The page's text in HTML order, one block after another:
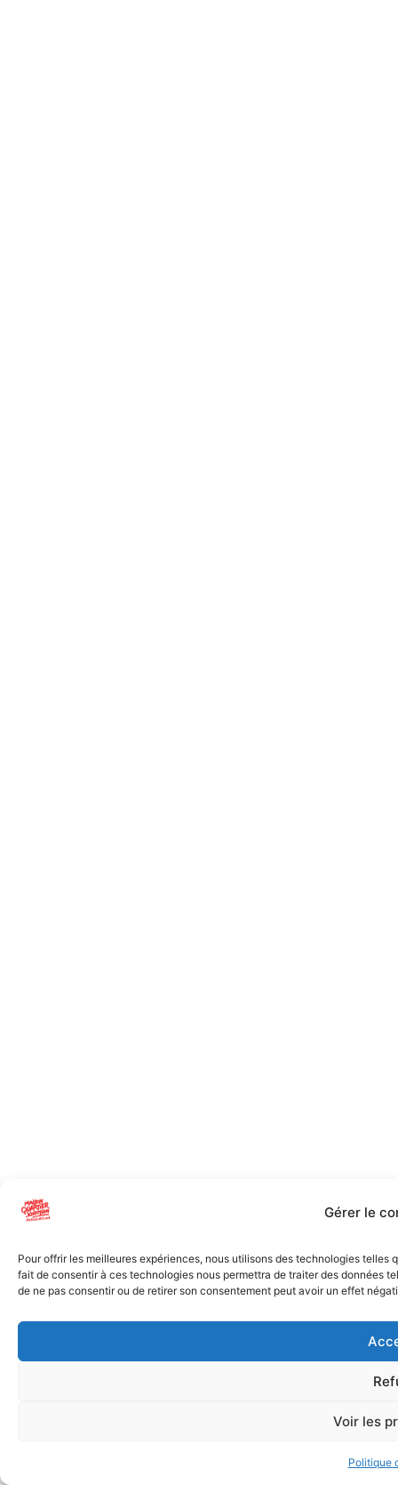
Gérer le
Pour offrir les meilleures expériences, nous utilisons des technologies
fait de consentir à ces technologies nous permettra de traiter des données
de ne pas consentir ou de retirer son consentement peut avoir un effet
Voir les
Politique